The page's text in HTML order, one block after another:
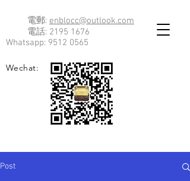
電郵: enblocc@outlook.com
電話: 2195 1676
Whatsapp: 9512 0565
Wechat:
Post